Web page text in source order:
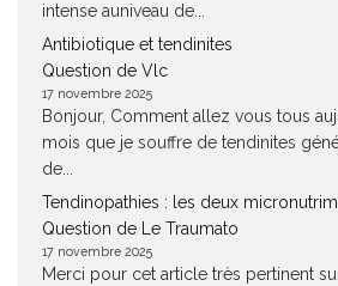
intense auniveau de...
Antibiotique et tendinites
Question de Vlc
17 novembre 2025
Bonjour, Comment allez vous tous
mois que je souffre de tendinites
de...
Tendinopathies : les deux
Question de Le Traumato
17 novembre 2025
Merci pour cet article très pertinent